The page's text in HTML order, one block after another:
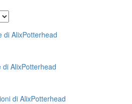
di AlixPotterhead
di AlixPotterhead
di AlixPotterhead